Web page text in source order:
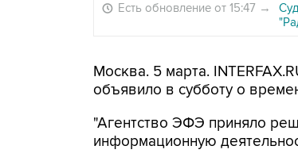
Есть обновление от 15:47 →
Москва. 5 марта.
объявило в субботу о
"Агентство ЭФЭ приняло
информационную